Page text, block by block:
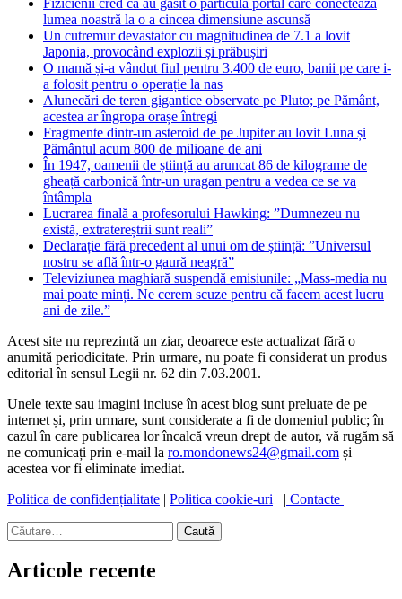
Fizicienii cred că au găsit o particulă portal care conectează
lumea noastră la o a cincea dimensiune ascunsă
Un cutremur devastator cu magnitudinea de 7.1 a lovit
Japonia, provocând explozii și prăbușiri
O mamă și-a vândut fiul pentru 3.400 de euro, banii pe care i-
a folosit pentru o operație la nas
Alunecări de teren gigantice observate pe Pluto; pe Pământ,
acestea ar îngropa orașe întregi
Fragmente dintr-un asteroid de pe Jupiter au lovit Luna și
Pământul acum 800 de milioane de ani
În 1947, oamenii de știință au aruncat 86 de kilograme de
gheață carbonică într-un uragan pentru a vedea ce se va
întâmpla
Lucrarea finală a profesorului Hawking: ”Dumnezeu nu
există, extratereștrii sunt reali”
Declarație fără precedent al unui om de știință: ”Universul
nostru se află într-o gaură neagră”
Televiziunea maghiară suspendă emisiunile: „Mass-media nu
mai poate minți. Ne cerem scuze pentru că facem acest lucru
ani de zile.”
Acest site nu reprezintă un ziar, deoarece este actualizat fără o
anumită periodicitate. Prin urmare, nu poate fi considerat un produs
editorial în sensul Legii nr. 62 din 7.03.2001.
Unele texte sau imagini incluse în acest blog sunt preluate de pe
internet și, prin urmare, sunt considerate a fi de domeniul public; în
cazul în care publicarea lor încalcă vreun drept de autor, vă rugăm să
ne comunicați prin e-mail la ro.mondonews24@gmail.com și
acestea vor fi eliminate imediat.
Politica de confidențialitate | Politica cookie-uri | Contacte
Caută
după:
Articole recente